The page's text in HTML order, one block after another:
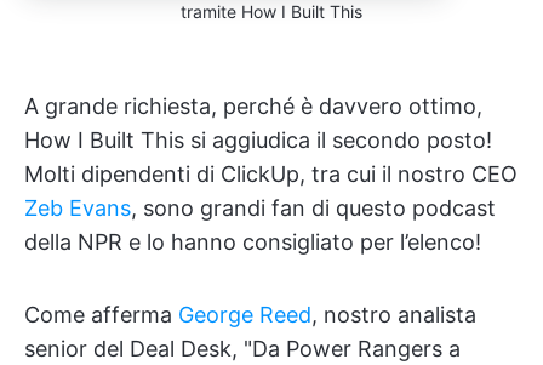
tramite How I Built This
A grande richiesta, perché è davvero ottimo,
How I Built This si aggiudica il secondo posto!
Molti dipendenti di ClickUp, tra cui il nostro CEO
Zeb Evans, sono grandi fan di questo podcast
della NPR e lo hanno consigliato per l’elenco!
Come afferma George Reed, nostro analista
senior del Deal Desk, "Da Power Rangers a